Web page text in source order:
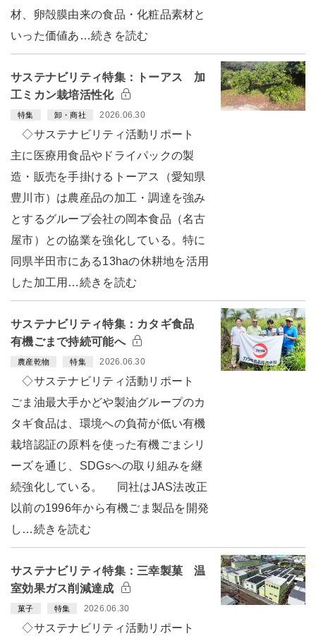
材、卵殻膜由来の食品・化粧品素材と
いった価値あ…続きを読む
サステナビリティ特集：トーアス 加
工ミカン栽培活性化
特集 卸・商社 2026.06.30
◇サステナビリティ活動リポート
主に医療用食品やドライパックの製
造・販売を手掛けるトーアス（愛知県
豊川市）は農産品の加工・調達を強み
とするグループ会社の岡本食品（名古
屋市）との協業を強化している。特に
同県半田市にある13haの休耕地を活用
した加工用…続きを読む
サステナビリティ特集：カタギ食品
有機ごまで持続可能へ
農産乾物 特集 2026.06.30
◇サステナビリティ活動リポート
ごま油最大手かどや製油グループのカ
タギ食品は、環境への負荷が低い有機
栽培認証の原料を使った有機ごまシリ
ーズを通じ、SDGsへの取り組みを継
続強化している。 同社はJAS法改正
以前の1996年から有機ごま製品を開発
し…続きを読む
サステナビリティ特集：三幸製菓 温
室効果ガス削減達成
菓子 特集 2026.06.30
◇サステナビリティ活動リポート